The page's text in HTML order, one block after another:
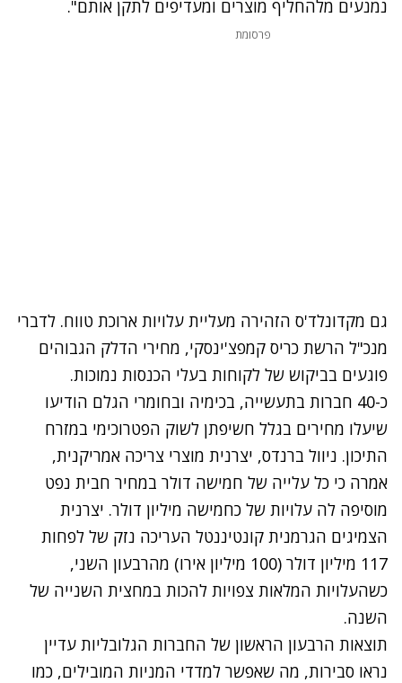
נמנעים מלהחליף מוצרים ומעדיפים לתקן אותם".
פרסומת
גם מקדונלד'ס הזהירה מעליית עלויות ארוכת טווח. לדברי
מנכ"ל הרשת כריס קמפצ'ינסקי, מחירי הדלק הגבוהים
פוגעים בביקוש של לקוחות בעלי הכנסות נמוכות.
כ-40 חברות בתעשייה, בכימיה ובחומרי הגלם הודיעו
שיעלו מחירים בגלל חשיפתן לשוק הפטרוכימי במזרח
התיכון. ניוול ברנדס, יצרנית מוצרי צריכה אמריקנית,
אמרה כי כל עלייה של חמישה דולר במחיר חבית נפט
מוסיפה לה עלויות של כחמישה מיליון דולר. יצרנית
הצמיגים הגרמנית קונטיננטל העריכה נזק של לפחות
117 מיליון דולר (100 מיליון אירו) מהרבעון השני,
כשהעלויות המלאות צפויות להכות במחצית השנייה של
השנה.
תוצאות הרבעון הראשון של החברות הגלובליות עדיין
נראו סבירות, מה שאפשר למדדי המניות המובילים, כמו